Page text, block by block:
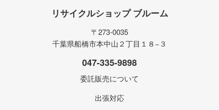
リサイクルショップ ブルーム
〒273-0035
千葉県船橋市本中山２丁目１８−３
047-335-9898
委託販売について
出張対応